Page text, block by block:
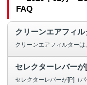
FAQ
クリーンエアフィ
セレクターレバー